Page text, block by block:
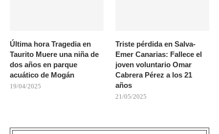
Última hora Tragedia en
Taurito Muere una niña de
dos años en parque
acuático de Mogán
19/04/2025
Triste pérdida en Salva-
Emer Canarias: Fallece el
joven voluntario Omar
Cabrera Pérez a los 21
años
21/05/2025